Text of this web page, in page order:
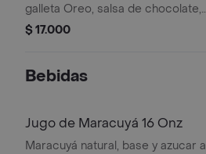
galleta Oreo, salsa de chocolate,
leche, helado de fresa y crema
$ 17.000
Bebidas
Jugo de Maracuyá 16 Onz
Maracuyá natural, base y azucar a